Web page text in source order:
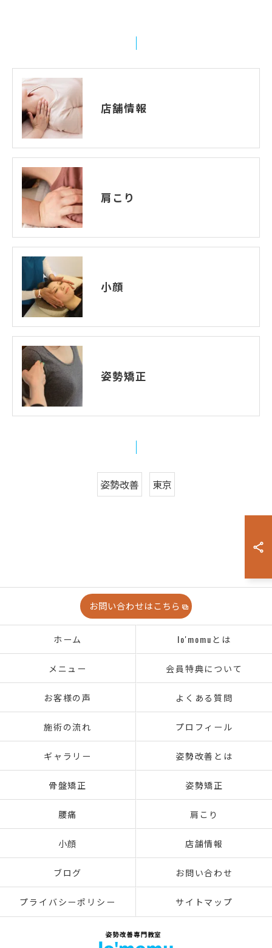
店舗情報
肩こり
小顔
姿勢矯正
姿勢改善 東京
お問い合わせはこちら
ホーム lo'momuとは
メニュー 会員特典について
お客様の声 よくある質問
施術の流れ プロフィール
ギャラリー 姿勢改善とは
骨盤矯正 姿勢矯正
腰痛 肩こり
小顔 店舗情報
ブログ お問い合わせ
プライバシーポリシー サイトマップ